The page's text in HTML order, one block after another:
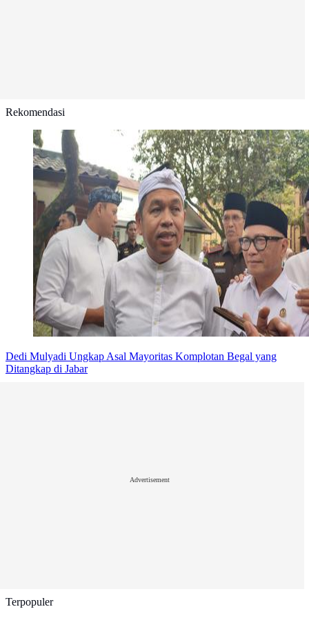
Rekomendasi
Dedi Mulyadi Ungkap Asal Mayoritas Komplotan Begal yang
Ditangkap di Jabar
Advertisement
Terpopuler